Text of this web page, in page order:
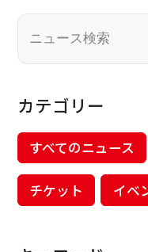
カテゴリー
すべてのニュース
チケット イベ